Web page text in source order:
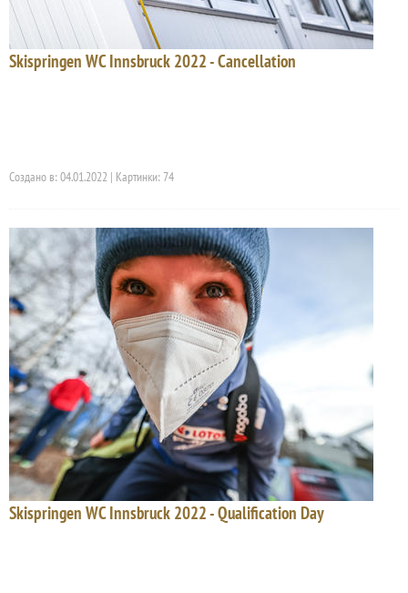
Skispringen WC Innsbruck 2022 - Cancellation
Создано в: 04.01.2022 | Картинки: 74
Skispringen WC Innsbruck 2022 - Qualification Day